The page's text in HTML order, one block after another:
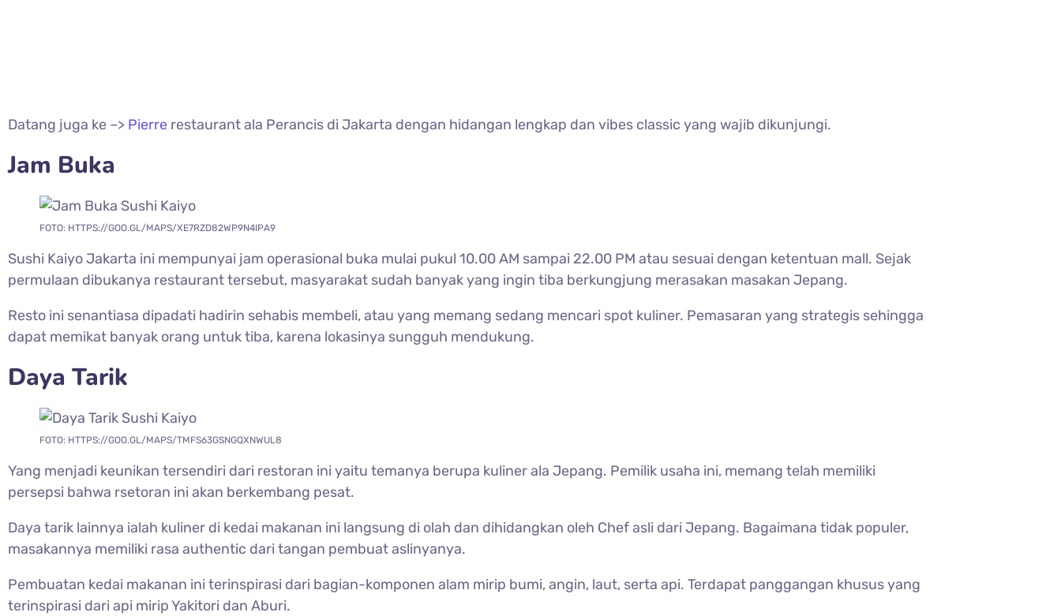
Datang juga ke –> Pierre restaurant ala Perancis di Jakarta dengan hidangan lengkap dan vibes classic yang wajib dikunjungi.
Jam Buka
FOTO: HTTPS://GOO.GL/MAPS/XE7RZD82WP9N4IPA9
Sushi Kaiyo Jakarta ini mempunyai jam operasional buka mulai pukul 10.00 AM sampai 22.00 PM atau sesuai dengan ketentuan mall. Sejak
permulaan dibukanya restaurant tersebut, masyarakat sudah banyak yang ingin tiba berkungjung merasakan masakan Jepang.
Resto ini senantiasa dipadati hadirin sehabis membeli, atau yang memang sedang mencari spot kuliner. Pemasaran yang strategis sehingga
dapat memikat banyak orang untuk tiba, karena lokasinya sungguh mendukung.
Daya Tarik
FOTO: HTTPS://GOO.GL/MAPS/TMFS63GSNGQXNWUL8
Yang menjadi keunikan tersendiri dari restoran ini yaitu temanya berupa kuliner ala Jepang. Pemilik usaha ini, memang telah memiliki
persepsi bahwa rsetoran ini akan berkembang pesat.
Daya tarik lainnya ialah kuliner di kedai makanan ini langsung di olah dan dihidangkan oleh Chef asli dari Jepang. Bagaimana tidak populer,
masakannya memiliki rasa authentic dari tangan pembuat aslinyanya.
Pembuatan kedai makanan ini terinspirasi dari bagian-komponen alam mirip bumi, angin, laut, serta api. Terdapat panggangan khusus yang
terinspirasi dari api mirip Yakitori dan Aburi.